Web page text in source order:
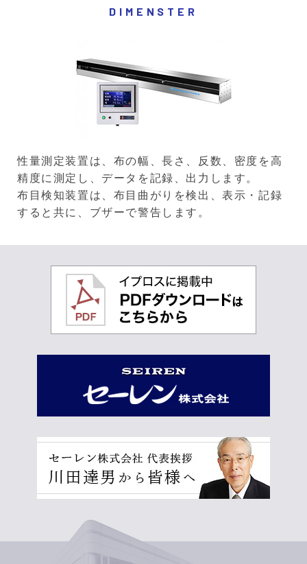
DIMENSTER
性量測定装置は、布の幅、長さ、反数、密度を高
精度に測定し、データを記録、出力します。
布目検知装置は、布目曲がりを検出、表示・記録
すると共に、ブザーで警告します。